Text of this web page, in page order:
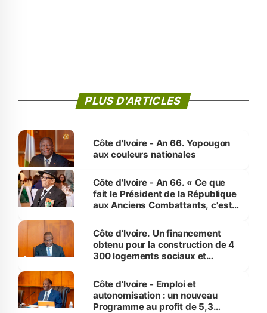
PLUS D'ARTICLES
Côte d'Ivoire - An 66. Yopougon
aux couleurs nationales
Côte d’Ivoire - An 66. « Ce que
fait le Président de la République
aux Anciens Combattants, c'est
Côte d’Ivoire. Un financement
obtenu pour la construction de 4
300 logements sociaux et
et Yamoussoukro
Côte d’Ivoire - Emploi et
autonomisation : un nouveau
Programme au profit de 5,3